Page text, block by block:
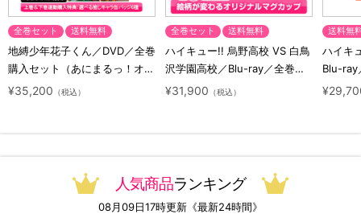
全巻セット 送料無料
地縛少年花子くん／DVD／全巻
購入セット（あにまるっ！オリ
ジナル特典付き・送料無料）
¥35,200 （税込）
全巻セット 送料無料
ハイキュー!! 烏野高校 VS 白鳥
沢学園高校／Blu-ray／全巻セ
ット（初回生産限定・アニまる
¥31,900 （税込）
送料無
ハイキ
Blu-ray
ト（初
人気商品ランキング
08月09日17時更新《最新24時間》